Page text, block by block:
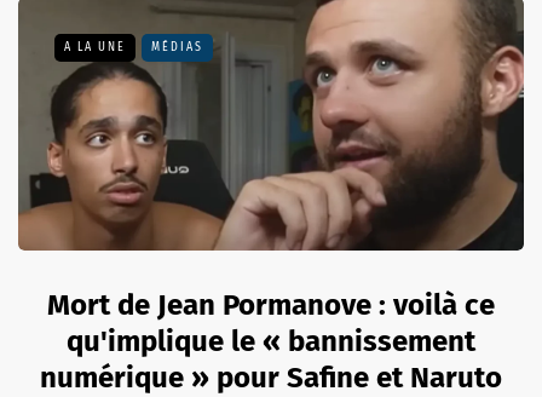
A LA UNE MÉDIAS
Mort de Jean Pormanove : voilà ce
qu'implique le « bannissement
numérique » pour Safine et Naruto